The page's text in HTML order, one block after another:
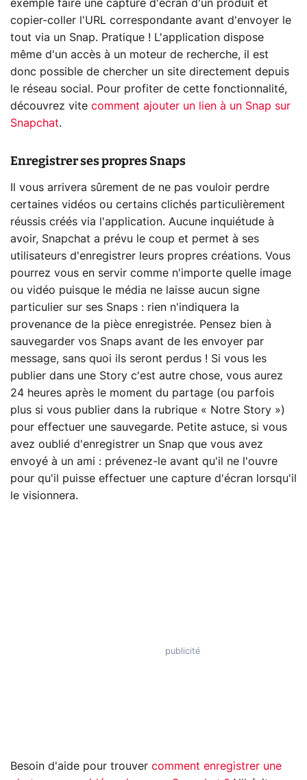
exemple faire une capture d'écran d'un produit et
copier-coller l'URL correspondante avant d'envoyer le
tout via un Snap. Pratique ! L'application dispose
même d'un accès à un moteur de recherche, il est
donc possible de chercher un site directement depuis
le réseau social. Pour profiter de cette fonctionnalité,
découvrez vite comment ajouter un lien à un Snap sur
Snapchat.
Enregistrer ses propres Snaps
Il vous arrivera sûrement de ne pas vouloir perdre
certaines vidéos ou certains clichés particulièrement
réussis créés via l'application. Aucune inquiétude à
avoir, Snapchat a prévu le coup et permet à ses
utilisateurs d'enregistrer leurs propres créations. Vous
pourrez vous en servir comme n'importe quelle image
ou vidéo puisque le média ne laisse aucun signe
particulier sur ses Snaps : rien n'indiquera la
provenance de la pièce enregistrée. Pensez bien à
sauvegarder vos Snaps avant de les envoyer par
message, sans quoi ils seront perdus ! Si vous les
publier dans une Story c'est autre chose, vous aurez
24 heures après le moment du partage (ou parfois
plus si vous publier dans la rubrique « Notre Story »)
pour effectuer une sauvegarde. Petite astuce, si vous
avez oublié d'enregistrer un Snap que vous avez
envoyé à un ami : prévenez-le avant qu'il ne l'ouvre
pour qu'il puisse effectuer une capture d'écran lorsqu'il
le visionnera.
Besoin d'aide pour trouver comment enregistrer une